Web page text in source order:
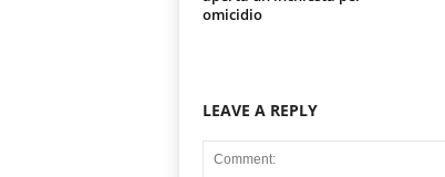
omicidio
LEAVE A REPLY